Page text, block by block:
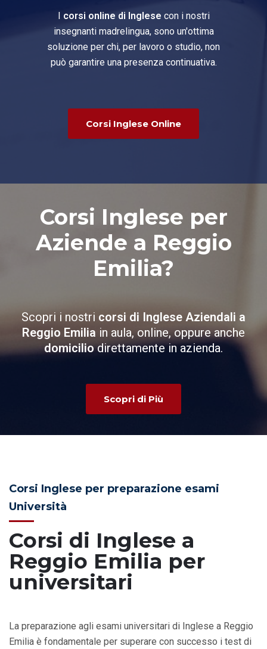
I corsi online di Inglese con i nostri
insegnanti madrelingua, sono un'ottima
soluzione per chi, per lavoro o studio, non
può garantire una presenza continuativa.
Corsi Inglese Online
Corsi Inglese per
Aziende a Reggio
Emilia?
Scopri i nostri corsi di Inglese Aziendali a
Reggio Emilia in aula, online, oppure anche
domiciliodirettamente in azienda.
Scopri di Più
Corsi di Inglese a
Reggio Emilia per
universitari
Corsi Inglese per preparazione esami
Università
La preparazione agli esami universitari di Inglese a Reggio
Emilia è fondamentale per superare con successo i test di